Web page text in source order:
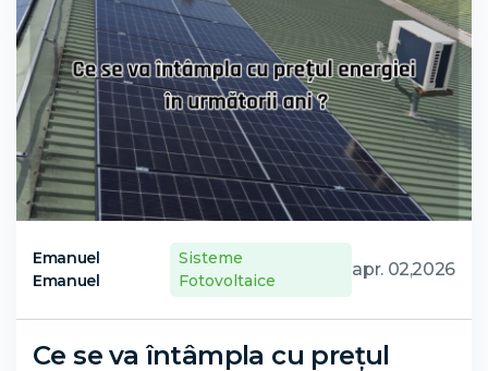
Emanuel
Emanuel
Sisteme
Fotovoltaice
apr. 02,2026
Ce se va întâmpla cu prețul